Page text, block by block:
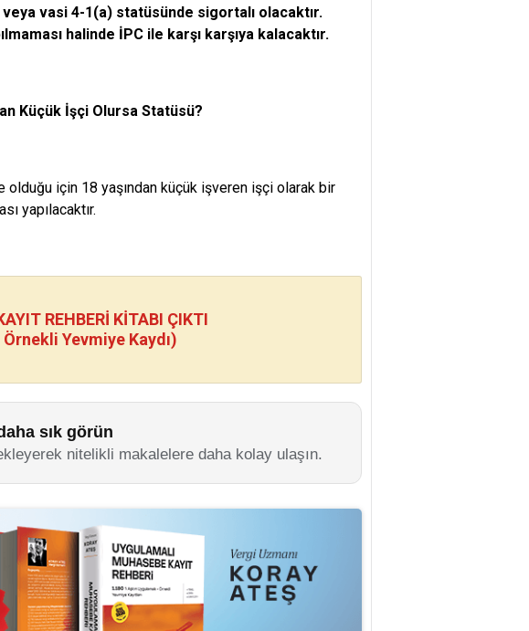
veya vasi 4-1(a) statüsünde sigortalı olacaktır.
halinde İPC ile karşı karşıya kalacaktır.
Küçük İşçi Olursa Statüsü?
olduğu için 18 yaşından küçük işveren işçi olarak bir
yapılacaktır.
REHBERİ KİTABI ÇIKTI
Yevmiye Kaydı)
sık görün
nitelikli makalelere daha kolay ulaşın.